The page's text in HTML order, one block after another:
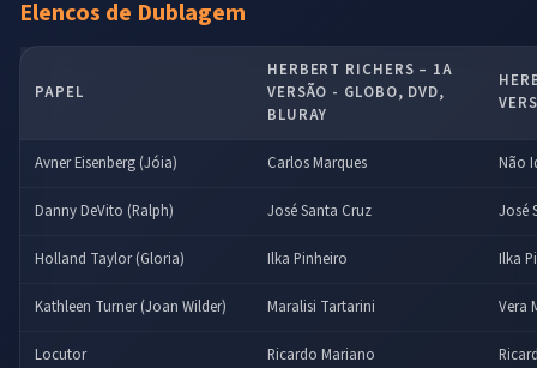
Elencos de Dublagem
PAPEL
HERBERT RICHERS – 1A
VERSÃO - GLOBO, DVD,
BLURAY
Avner Eisenberg (Jóia) Carlos Marques Não
Danny DeVito (Ralph) José Santa Cruz José
Holland Taylor (Gloria) Ilka Pinheiro Ilka
Kathleen Turner (Joan Wilder) Maralisi Tartarini Vera
Locutor Ricardo Mariano